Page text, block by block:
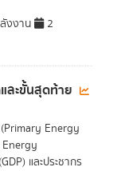
งงาน
2
ะขั้นสุดท้าย
Energy
Energy
และประชากร